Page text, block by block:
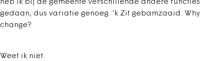
heb ik bij de gemeente verschillende andere functies
gedaan, dus variatie genoeg. ‘k Zit gebamzaaid. Why
change?
Weet ik niet.